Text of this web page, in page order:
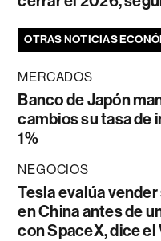
OTRAS NOTICIAS
MERCADOS
Banco de Japón
cambios su tasa de
1%
NEGOCIOS
Tesla evalúa
en China antes de
con SpaceX, dice el